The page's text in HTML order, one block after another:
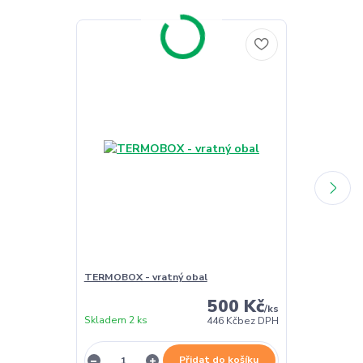
TERMOBOX - vratný obal
500 Kč/ks
446 Kčbez DPH
Skladem 2 ks
Přidat do košíku